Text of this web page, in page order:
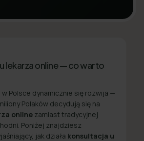
lekarza online — co warto
Polsce dynamicznie się rozwija —
Polaków decydują się na
online zamiast tradycyjnej
Poniżej znajdziesz
jak działa konsultacja u